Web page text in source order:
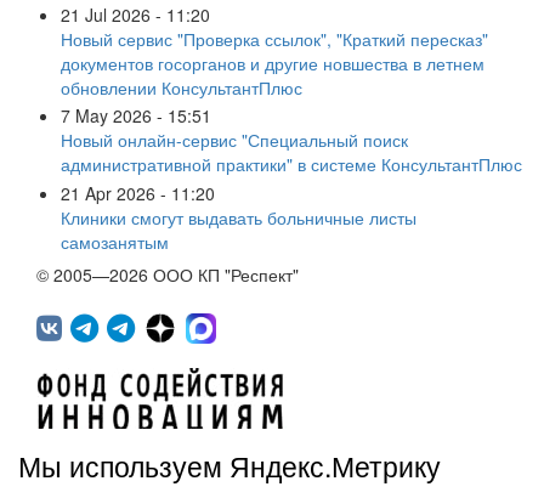
21 Jul 2026 - 11:20
Новый сервис "Проверка ссылок", "Краткий пересказ"
документов госорганов и другие новшества в летнем
обновлении КонсультантПлюс
7 May 2026 - 15:51
Новый онлайн-сервис "Специальный поиск
административной практики" в системе КонсультантПлюс
21 Apr 2026 - 11:20
Клиники смогут выдавать больничные листы
самозанятым
© 2005—2026 ООО КП "Респект"
Мы используем Яндекс.Метрику